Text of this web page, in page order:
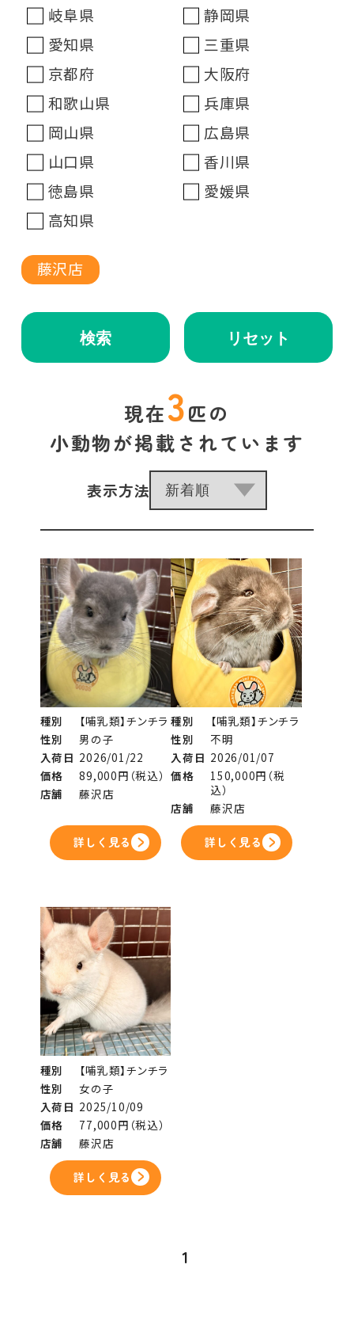
岐阜県
静岡県
愛知県
三重県
京都府
大阪府
和歌山県
兵庫県
岡山県
広島県
山口県
香川県
徳島県
愛媛県
高知県
藤沢店
検索 リセット
現在3匹の
小動物が掲載されています
表示方法
種別
【哺乳類】チンチラ
性別
男の子
入荷日 2026/01/22
価格
89,000円（税込）
店舗
藤沢店
詳しく見る
種別
【哺乳類】チンチラ
性別
不明
入荷日 2026/01/07
価格
150,000円（税
込）
店舗
藤沢店
詳しく見る
種別
【哺乳類】チンチラ
性別
女の子
入荷日 2025/10/09
価格
77,000円（税込）
店舗
藤沢店
詳しく見る
1